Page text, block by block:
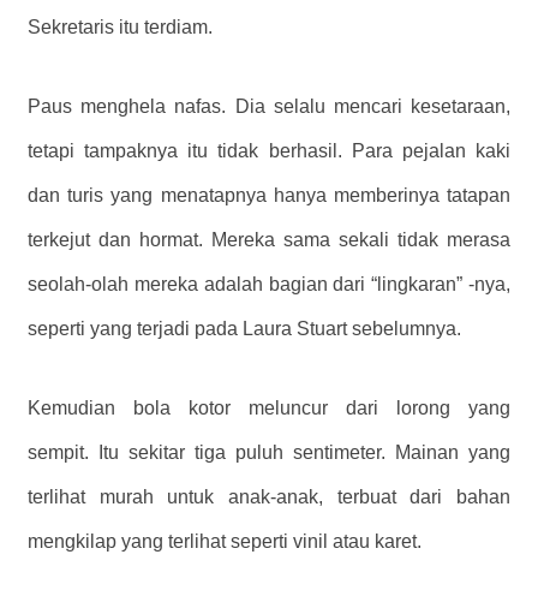
Sekretaris itu terdiam.
Paus menghela nafas. Dia selalu mencari kesetaraan,
tetapi tampaknya itu tidak berhasil. Para pejalan kaki
dan turis yang menatapnya hanya memberinya tatapan
terkejut dan hormat. Mereka sama sekali tidak merasa
seolah-olah mereka adalah bagian dari “lingkaran” -nya,
seperti yang terjadi pada Laura Stuart sebelumnya.
Kemudian bola kotor meluncur dari lorong yang
sempit. Itu sekitar tiga puluh sentimeter. Mainan yang
terlihat murah untuk anak-anak, terbuat dari bahan
mengkilap yang terlihat seperti vinil atau karet.